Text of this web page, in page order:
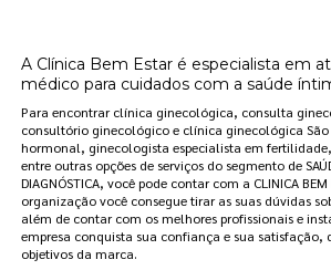
A Clínica Bem Estar é especialista em
médico para cuidados com a saúde
Para encontrar clínica ginecológica, consulta
consultório ginecológico e clínica ginecológica
hormonal, ginecologista especialista em
entre outras opções de serviços do segmento de
DIAGNÓSTICA, você pode contar com a CLINICA BEM
organização você consegue tirar as suas dúvidas
além de contar com os melhores profissionais e
empresa conquista sua confiança e sua satisfação,
objetivos da marca.